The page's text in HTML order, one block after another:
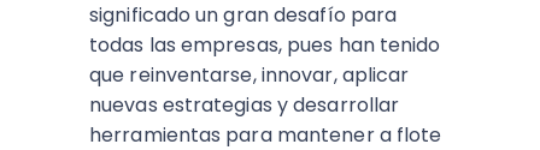
significado un gran desafío para
todas las empresas, pues han tenido
que reinventarse, innovar, aplicar
nuevas estrategias y desarrollar
herramientas para mantener a flote